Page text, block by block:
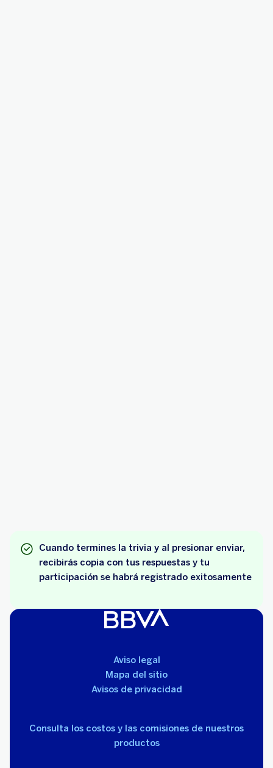
Cuando termines la trivia y al presionar enviar,
recibirás copia con tus respuestas y tu
participación se habrá registrado exitosamente
Aviso legal
Mapa del sitio
Avisos de privacidad
Consulta los costos y las comisiones de nuestros
productos